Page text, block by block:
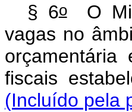
§ 6oO
vagas no
fiscais
(Incluído pela